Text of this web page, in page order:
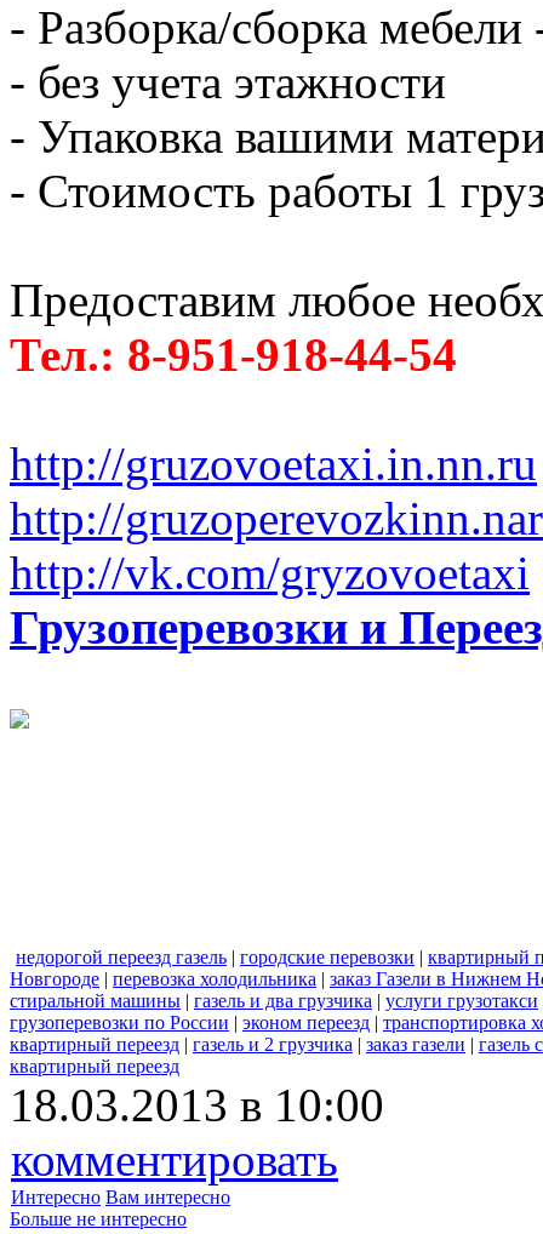
- Разборка/сборка мебели
- без учета этажности
- Упаковка вашими
- Стоимость работы 1
Предоставим любое
Тел.: 8-951-918-44-54
http://gruzovoetaxi.in.nn.ru
http://
http://vk.com/gryzovoetaxi
Грузоперевозки и
недорогой переезд газель | городские перевозки | квартирный
Новгороде | перевозка холодильника | заказ Газели в Нижнем
стиральной машины | газель и два грузчика | услуги грузотакси
грузоперевозки по России | эконом переезд | транспортировка
квартирный переезд | газель и 2 грузчика | заказ газели | газель
квартирный переезд
18.03.2013 в 10:00
комментировать
Интересно Вам интересно
Больше не интересно